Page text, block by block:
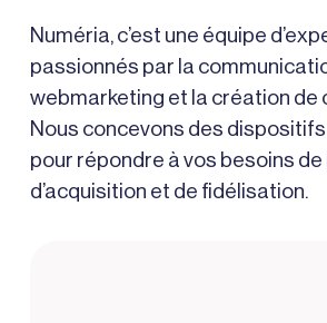
Numéria, c’est une équipe
passionnés par la
webmarketing et la création de
Nous concevons des
pour répondre à vos besoins de
d’acquisition et de fidélisation.